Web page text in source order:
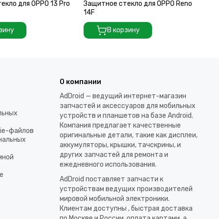
для OPPO 13 Pro
Защитное стекло для OPPO Reno
14F
В корзину
файлов
О компании
AdDroid — ведущий интернет-магазин
запчастей и аксессуаров для мобильных
устройств и планшетов на базе Android.
Компания предлагает качественные
оригинальные детали, такие как дисплеи,
аккумуляторы, крышки, тачскрины, и
других запчастей для ремонта и
ежедневного использования.​
AdDroid поставляет запчасти к
устройствам ведущих производителей
мировой мобильной электроники.
Клиентам доступны , быстрая доставка